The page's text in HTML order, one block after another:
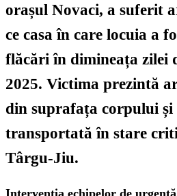
orașul Novaci, a suferit
ce casa în care locuia a
flăcări în dimineața zilei
2025. Victima prezintă
din suprafața corpului și
transportată în stare
Târgu-Jiu.
Intervenția echipelor de urgență